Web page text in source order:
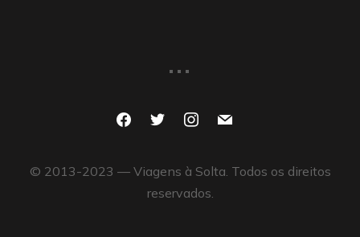
...
facebook
twitter instagram
mail
© 2013-2023 — Viagens à Solta. Todos os direitos
reservados.